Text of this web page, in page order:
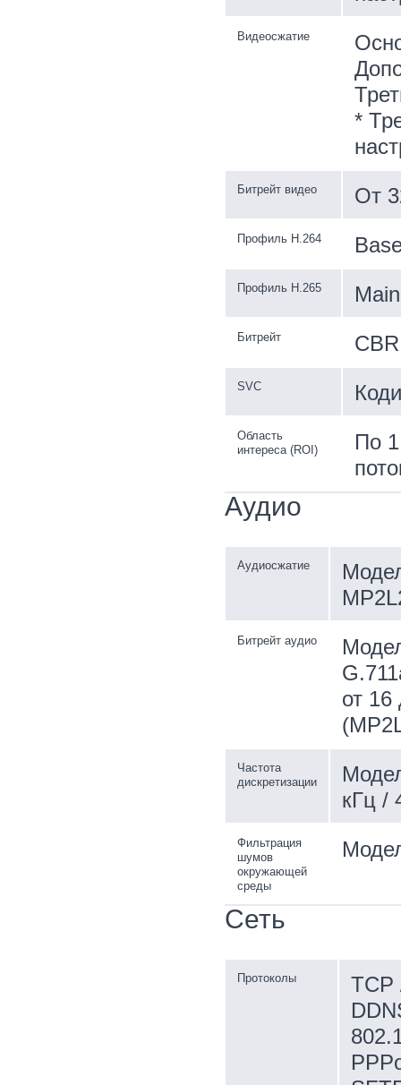
Видеосжатие
*
Битрейт видео От
Профиль H.264
Профиль H.265
Битрейт
SVC
Область
интереса (ROI)
По
Аудио
Аудиосжатие
Битрейт аудио
от 16
Частота
дискретизации
кГц /
Фильтрация
шумов
окружающей
среды
Сеть
Протоколы
TCP